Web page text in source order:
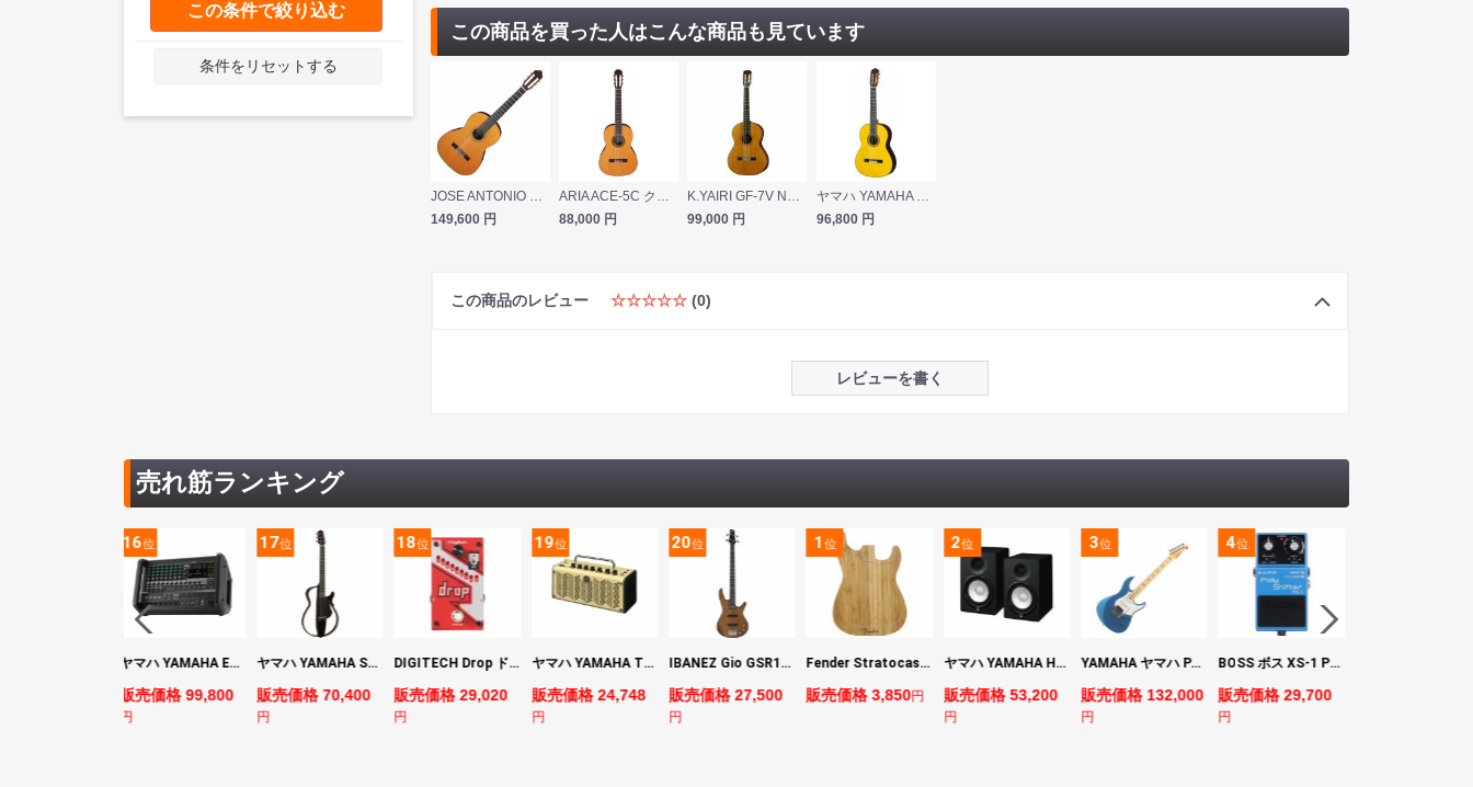
この条件で絞り込む
条件をリセットする
この商品を買った人はこんな商品も見ています
JOSE ANTONIO ホセアントニオ NO.1 クラシックギター
149,600 円
ARIA ACE-5C クラシックギター
88,000 円
K.YAIRI GF-7V NS クラシックギター ギグケース付き
99,000 円
ヤマハ YAMAHA GC22S クラシックギター
96,800 円
この商品のレビュー ☆☆☆☆☆ (0)
レビューを書く
売れ筋ランキング
16位
ヤマハ YAMAHA EMX7 12ch パワードミキサー
販売価格 99,800
円
17位
ヤマハ YAMAHA SLG200S TBL サイレントギター
販売価格 70,400
円
18位
DIGITECH Drop ドロップ・リチューニング・エフェクト
販売価格 29,020
円
19位
ヤマハ YAMAHA THR5 コンパクトギターアンプ 小型アンプ
販売価格 24,748
円
20位
IBANEZ Gio GSR180-LBF エレキベース
販売価格 27,500
円
1位
Fender Stratocaster Cutting Board カッティングボード（まな板）
販売価格 3,850円
2位
ヤマハ YAMAHA HS7 パワードスタジオモニタースピーカー×2本
販売価格 53,200
円
3位
YAMAHA ヤマハ PACS+12M SB Pacifica Standard Plus パシフィカスタンダードプラス エレキギター
販売価格 132,000
円
4位
BOSS ボス XS-1 Poly Shifter ギターエフェクター ピッチシフター
販売価格 29,700
円